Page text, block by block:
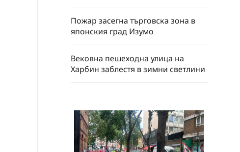
Пожар засегна търговска зона в
японския град Изумо
Вековна пешеходна улица на
Харбин заблестя в зимни светлини